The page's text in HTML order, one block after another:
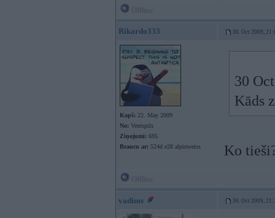
Rikardo333 30. Oct 2009,
Kopš: 22. May 2009
No: Ventspils
Ziņojumi: 695
Braucu ar: 524d e28 alpinweiss
30
Kāds
Ko
vadims 30. Oct 2009,